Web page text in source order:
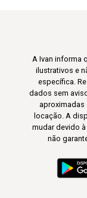
A Ivan informa
ilustrativos e
específica.
dados sem
aproximadas
locação. A
mudar devido
não